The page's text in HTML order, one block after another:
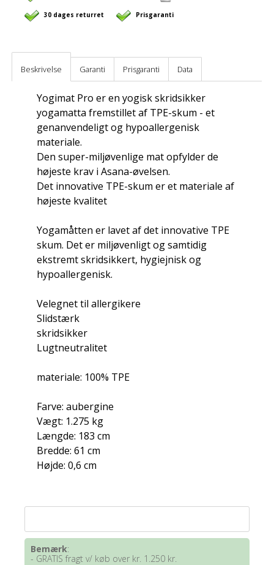
30 dages returret Prisgaranti
Beskrivelse Garanti Prisgaranti Data
Yogimat Pro er en yogisk skridsikker
yogamatta fremstillet af TPE-skum - et
genanvendeligt og hypoallergenisk
materiale.
Den super-miljøvenlige mat opfylder de
højeste krav i Asana-øvelsen.
Det innovative TPE-skum er et materiale af
højeste kvalitet
Yogamåtten er lavet af det innovative TPE
skum. Det er miljøvenligt og samtidig
ekstremt skridsikkert, hygiejnisk og
hypoallergenisk.
Velegnet til allergikere
Slidstærk
skridsikker
Lugtneutralitet
materiale: 100% TPE
Farve: aubergine
Vægt: 1.275 kg
Længde: 183 cm
Bredde: 61 cm
Højde: 0,6 cm
Bemærk:
- GRATIS fragt v/ køb over kr. 1.250 kr.